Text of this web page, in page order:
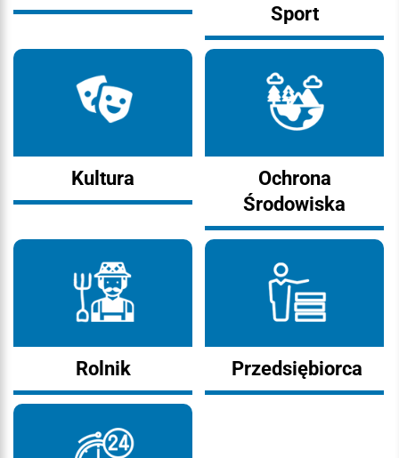
Sport
Kultura
Ochrona
Środowiska
Rolnik Przedsiębiorca